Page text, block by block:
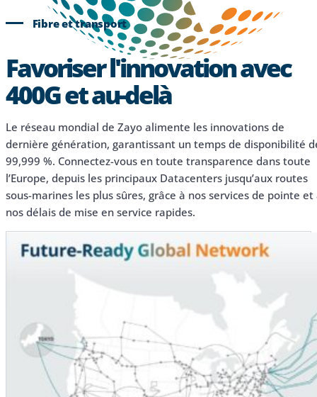
Fibre et transport
Favoriser l'innovation avec
400G et au-delà
Le réseau mondial de Zayo alimente les innovations de
dernière génération, garantissant un temps de disponibilité
99,999 %. Connectez-vous en toute transparence dans toute
l’Europe, depuis les principaux Datacenters jusqu’aux routes
sous-marines les plus sûres, grâce à nos services de pointe et
nos délais de mise en service rapides.